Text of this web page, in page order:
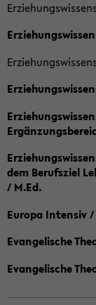
dem Berufsziel
/ M.Ed.
Europa Intensiv
Evangelische
Evangelische